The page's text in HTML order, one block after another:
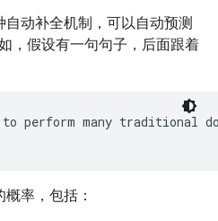
动补全机制，可以自动预测
，假设有一句句子，后面跟着
to perform many traditional
率，包括：